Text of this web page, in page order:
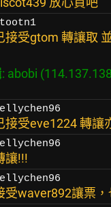
接受gtom 轉讓取
接受eve1224 轉讓
讓!!!
受waver892讓票，